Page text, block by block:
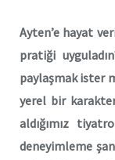
Ayten’e hayat
pratiği
paylaşmak ister
yerel bir
aldığımız
deneyimleme